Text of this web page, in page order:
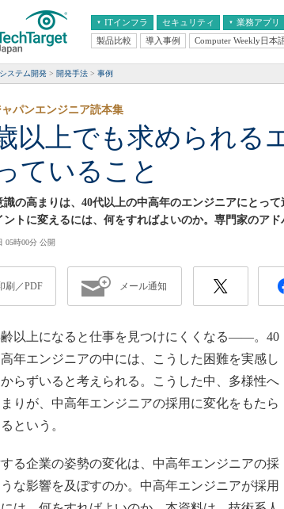
ITインフラ セキュリティ 業務アプリ
エンタープライズAI
ERP
CX
情報系システム
経営とIT 医療IT
製品比較 導入事例 Computer Weekly日本
システム開発 開発手法 事例
以上でも求められる
ていること
ャパンエンジニア読本集
識の高まりは、40代以上の中高年のエンジニアにとっ
ントに変えるには、何をすればよいのか。専門家のアド
05時00分 公開
刷／PDF メール通知
以上になると仕事を見つけにくくなる――。40
年エンジニアの中には、こうした困難を実感し
らずいると考えられる。こうした中、多様性へ
りが、中高年エンジニアの採用に変化をもたら
という。
る企業の姿勢の変化は、中高年エンジニアの採
な影響を及ぼすのか。中高年エンジニアが採用